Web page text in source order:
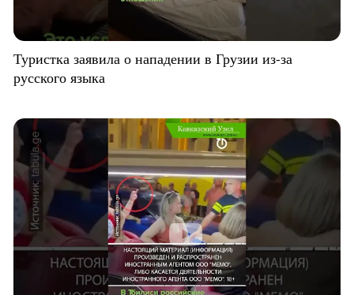
Туристка заявила о нападении в Грузии из-за
русского языка